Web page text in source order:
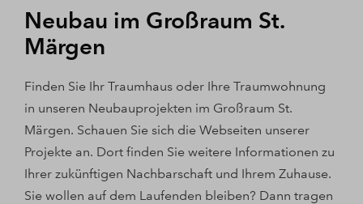
Neubau im Großraum St.
Märgen
Finden Sie Ihr Traumhaus oder Ihre Traumwohnung
in unseren Neubauprojekten im Großraum St.
Märgen. Schauen Sie sich die Webseiten unserer
Projekte an. Dort finden Sie weitere Informationen zu
Ihrer zukünftigen Nachbarschaft und Ihrem Zuhause.
Sie wollen auf dem Laufenden bleiben? Dann tragen